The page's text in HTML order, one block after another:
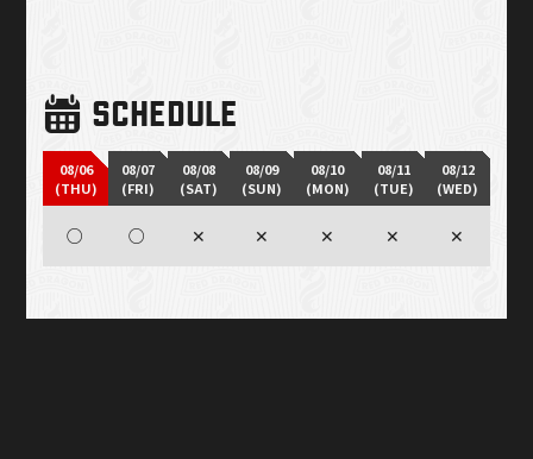
SCHEDULE
08/06
(THU)
○
08/07
(FRI)
○
08/08
(SAT)
✕
08/09
(SUN)
✕
08/10
(MON)
✕
08/11
(TUE)
✕
08/12
(WED)
✕